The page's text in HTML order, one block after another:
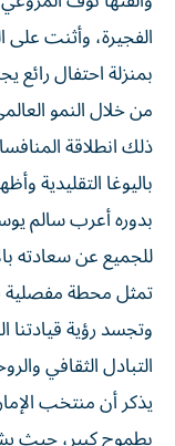
الفجيرة، وأثنت على
بمنزلة احتفال رائع
من خلال النمو
ذلك انطلاقة
باليوغا التقليدية
بدوره أعرب سالم
للجميع عن سعادته
تمثل محطة مفصلية
وتجسد رؤية قيادتنا
التبادل الثقافي
يذكر أن منتخب